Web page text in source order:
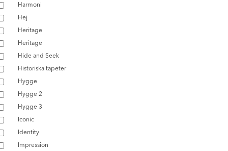
Harmoni
Hej
Heritage
Heritage
Hide and Seek
Historiska tapeter
Hygge
Hygge 2
Hygge 3
Iconic
Identity
Impression